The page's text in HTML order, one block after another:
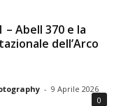
– Abell 370 e la
dell’Arco
- 9 Aprile 2026
0